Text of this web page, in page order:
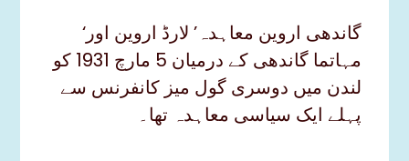
‘گاندھی اروین معاہدہ’ لارڈ اروین اور
مہاتما گاندھی کے درمیان 5 مارچ 1931 کو
لندن میں دوسری گول میز کانفرنس سے
پہلے ایک سیاسی معاہدہ تھا۔